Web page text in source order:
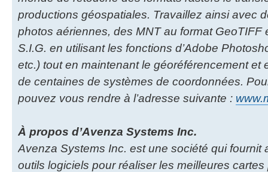
productions géospatiales. Travaillez ainsi avec
photos aériennes, des MNT au format
S.I.G. en utilisant les fonctions d’Adobe
etc.) tout en maintenant le géoréférencement et
de centaines de systèmes de coordonnées.
pouvez vous rendre à l’adresse suivante :
À propos d’Avenza Systems Inc.
Avenza Systems Inc. est une société qui
outils logiciels pour réaliser les meilleures